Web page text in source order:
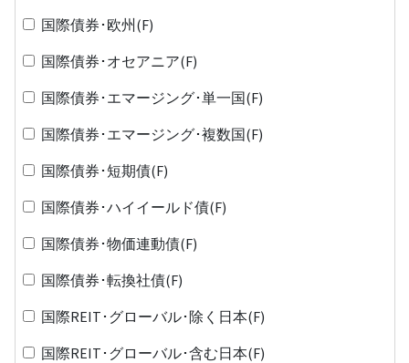
国際債券･欧州(F)
国際債券･オセアニア(F)
国際債券･エマージング･単一国(F)
国際債券･エマージング･複数国(F)
国際債券･短期債(F)
国際債券･ハイイールド債(F)
国際債券･物価連動債(F)
国際債券･転換社債(F)
国際REIT･グローバル･除く日本(F)
国際REIT･グローバル･含む日本(F)